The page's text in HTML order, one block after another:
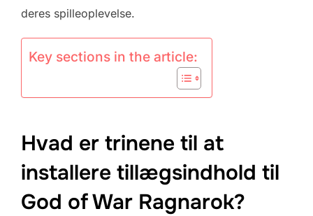
deres spilleoplevelse.
Key sections in the article:
Hvad er trinene til at
installere tillægsindhold til
God of War Ragnarok?